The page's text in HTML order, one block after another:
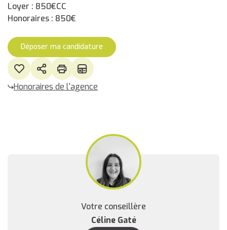
Loyer : 850€CC
Honoraires : 850€
Déposer ma candidature
Honoraires de l'agence
Votre conseillère
Céline Gaté